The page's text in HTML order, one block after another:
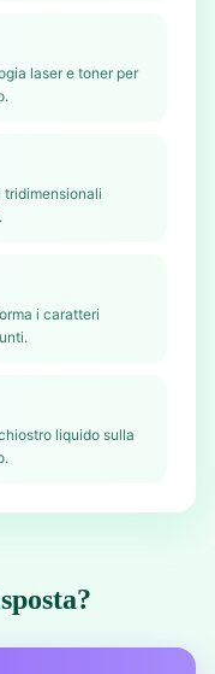
laser e toner per
i caratteri
liquido sulla